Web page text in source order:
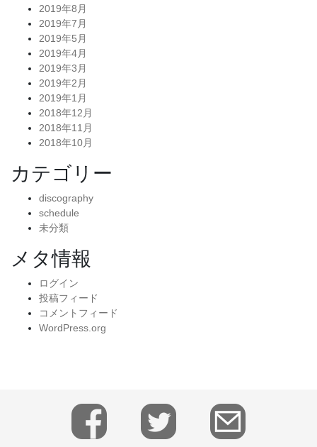
2019年8月
2019年7月
2019年5月
2019年4月
2019年3月
2019年2月
2019年1月
2018年12月
2018年11月
2018年10月
カテゴリー
discography
schedule
未分類
メタ情報
ログイン
投稿フィード
コメントフィード
WordPress.org